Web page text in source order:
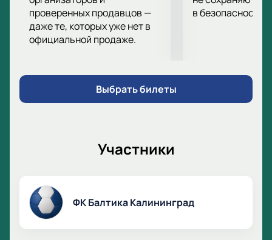
проверенных продавцов —
даже те, которых уже нет в
официальной продаже.
в безопасности.
Выбрать билеты
Участники
ФК Балтика Калининград